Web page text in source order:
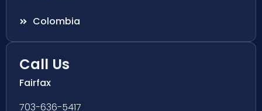
Colombia
Call Us
Fairfax
703-636-5417